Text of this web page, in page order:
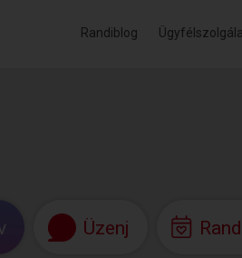
Randiblog
Üzenj